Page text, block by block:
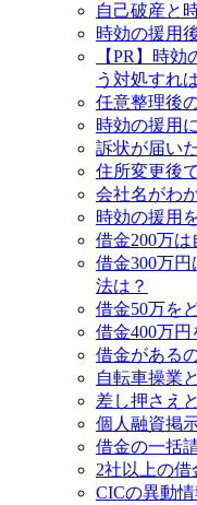
自己破産と
時効の援用
【PR】時
う対処すれ
任意整理後
時効の援用
訴状が届い
住所変更後
会社名がわ
時効の援用
借金200万
借金300万
法は？
借金50万を
借金400万
借金がある
自転車操業
差し押さえ
個人融資掲
借金の一括
2社以上の
CICの異動情